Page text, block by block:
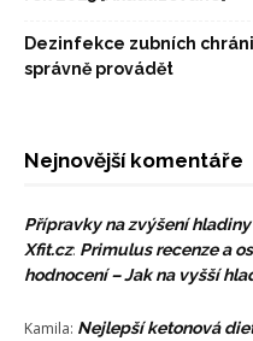
Dezinfekce zubních
správně provádět
Nejnovější komentáře
Přípravky na zvýšení
Xfit.cz: Primulus recenze a
hodnocení – Jak na vyšší
Kamila: Nejlepší ketonová